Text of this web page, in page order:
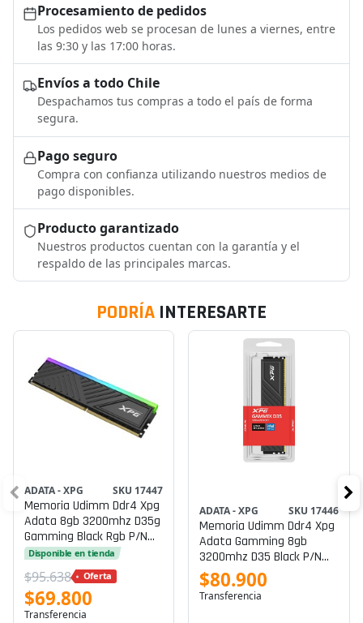
Procesamiento de pedidos
Los pedidos web se procesan de lunes a viernes, entre
las 9:30 y las 17:00 horas.
Envíos a todo Chile
Despachamos tus compras a todo el país de forma
segura.
Pago seguro
Compra con confianza utilizando nuestros medios de
pago disponibles.
Producto garantizado
Nuestros productos cuentan con la garantía y el
respaldo de las principales marcas.
PODRÍA INTERESARTE
ADATA - XPG SKU 17447
Memoria Udimm Ddr4 Xpg
Adata 8gb 3200mhz D35g
Gamming Black Rgb P/n
Ax4u32008g16a-Sbkd35g
Disponible en tienda
$95.638 Oferta
$69.800
Transferencia
ADATA - XPG SKU 17446
Memoria Udimm Ddr4 Xpg
Adata Gamming 8gb
3200mhz D35 Black P/n
Ax4u32008g16a-Sbkd35
$80.900
Transferencia